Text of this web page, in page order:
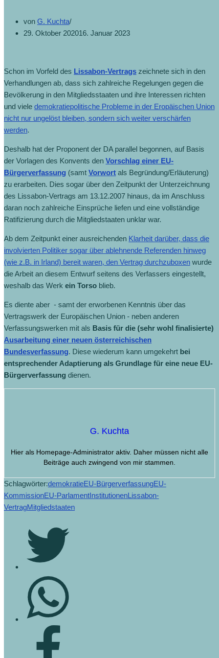
von G. Kuchta
29. Oktober 202016. Januar 2023
Schon im Vorfeld des Lissabon-Vertrags zeichnete sich in den
Verhandlungen ab, dass sich zahlreiche Regelungen gegen die
Bevölkerung in den Mitgliedsstaaten und ihre Interessen richten
und viele demokratiepolitische Probleme in der Eropäischen Union
nicht nur ungelöst bleiben, sondern sich weiter verschärfen
werden.
Deshalb hat der Proponent der DA parallel begonnen, auf Basis
der Vorlagen des Konvents den Vorschlag einer EU-
Bürgerverfassung (samt Vorwort als Begründung/Erläuterung)
zu erarbeiten. Dies sogar über den Zeitpunkt der Unterzeichnung
des Lissabon-Vertrags am 13.12.2007 hinaus, da im Anschluss
daran noch zahlreiche Einsprüche liefen und eine vollständige
Ratifizierung durch die Mitgliedstaaten unklar war.
Ab dem Zeitpunkt einer ausreichenden Klarheit darüber, dass die
involvierten Politiker sogar über ablehnende Referenden hinweg
(wie z.B. in Irland) bereit waren, den Vertrag durchzuboxen wurde
die Arbeit an diesem Entwurf seitens des Verfassers eingestellt,
weshalb das Werk ein Torso blieb.
Es diente aber - samt der erworbenen Kenntnis über das
Vertragswerk der Europäischen Union - neben anderen
Verfassungswerken mit als Basis für die (sehr wohl finalisierte)
Ausarbeitung einer neuen österreichischen
Bundesverfassung. Diese wiederum kann umgekehrt bei
entsprechender Adaptierung als Grundlage für eine neue EU-
Bürgerverfassung dienen.
G. Kuchta
Hier als Homepage-Administrator aktiv. Daher müssen nicht alle
Beiträge auch zwingend von mir stammen.
Schlagwörter:demokratieEU-BürgerverfassungEU-
KommissionEU-ParlamentInstitutionenLissabon-
VertragMitgliedstaaten